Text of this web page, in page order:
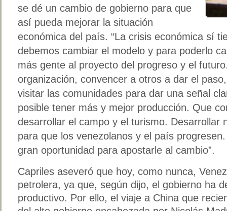
se dé un cambio de gobierno para que
así pueda mejorar la situación
económica del país. “La crisis económica sí
debemos cambiar el modelo y para poderlo
más gente al proyecto del progreso y el
organización, convencer a otros a dar el
visitar las comunidades para dar una señal
posible tener más y mejor producción. Que
desarrollar el campo y el turismo. Desarrollar
para que los venezolanos y el país
gran oportunidad para apostarle al cambio”.
Capriles aseveró que hoy, como nunca,
petrolera, ya que, según dijo, el gobierno ha
productivo. Por ello, el viaje a China que